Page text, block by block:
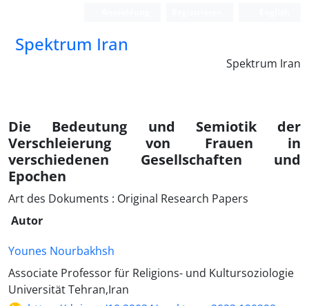
Spektrum Iran
Spektrum Iran
Die Bedeutung und Semiotik der
Verschleierung von Frauen in
verschiedenen Gesellschaften und
Epochen
Art des Dokuments : Original Research Papers
Autor
Younes Nourbakhsh
Associate Professor für Religions- und Kultursoziologie
Universität Tehran,Iran